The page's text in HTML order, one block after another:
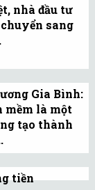
nhà đầu tư
chuyển sang
đáng
vi đầu
trường
Gia Bình:
mềm là một
tạo thành
sáng tạo
tịch FPT
tiền